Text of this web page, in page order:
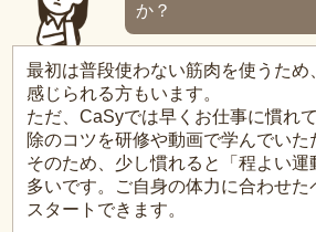
か？
最初は普段使わない筋肉を使うため
感じられる方もいます。
ただ、CaSyでは早くお仕事に慣れ
除のコツを研修や動画で学んでいた
そのため、少し慣れると「程よい運
多いです。ご自身の体力に合わせた
スタートできます。